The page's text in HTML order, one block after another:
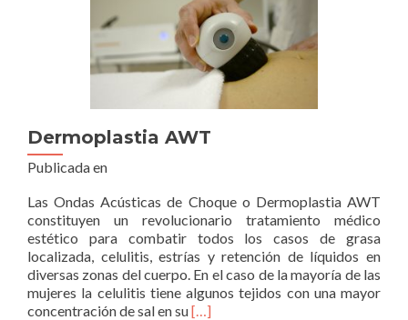
Dermoplastia AWT
Publicada en
Las Ondas Acústicas de Choque o Dermoplastia AWT
constituyen un revolucionario tratamiento médico
estético para combatir todos los casos de grasa
localizada, celulitis, estrías y retención de líquidos en
diversas zonas del cuerpo. En el caso de la mayoría de las
mujeres la celulitis tiene algunos tejidos con una mayor
concentración de sal en suLeer
[…]